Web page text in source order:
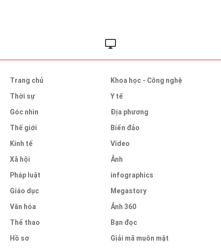
Trang chủ
Thời sự
Góc nhìn
Thế giới
Kinh tế
Xã hội
Pháp luật
Giáo dục
Văn hóa
Thể thao
Hồ sơ
Khoa học - Công nghệ
Y tế
Địa phương
Biển đảo
Video
Ảnh
infographics
Megastory
Ảnh 360
Bạn đọc
Giải mã muôn mặt